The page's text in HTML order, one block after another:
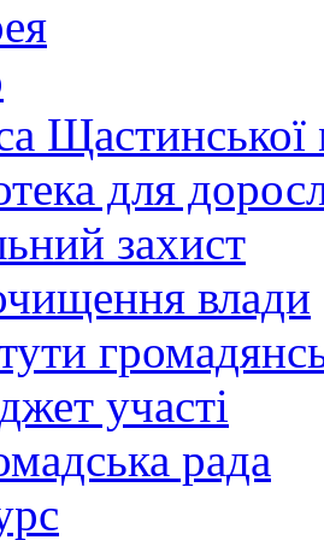
Щастинської
для
захист
влади
участі
рада